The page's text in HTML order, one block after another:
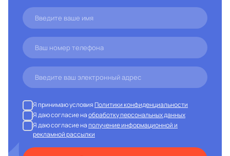
Я принимаю условияПолитики конфиденциальности
Я даю согласие наобработку персональных данных
Я даю согласие наполучение информационной и
рекламной рассылки